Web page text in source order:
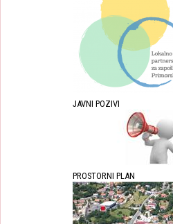
JAVNI POZIVI
PROSTORNI PLAN